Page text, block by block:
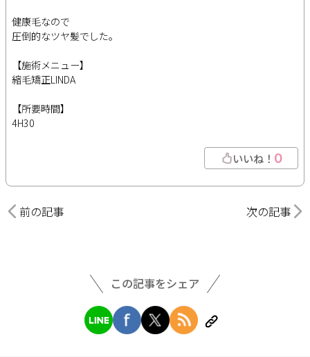
健康毛なので
圧倒的なツヤ髪でした。
【施術メニュー】
縮毛矯正LINDA
【所要時間】
4H30
いいね！ 0
前の記事 次の記事
この記事をシェア